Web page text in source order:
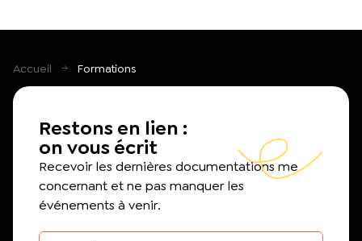
Accueil Formations
Restons en lien :
on vous écrit
Recevoir les dernières documentations me
concernant et ne pas manquer les
événements à venir.